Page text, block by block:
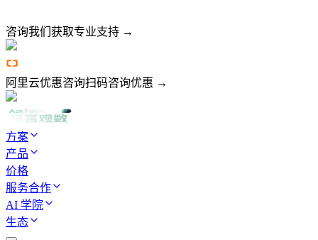
咨询我们 获取专业支持 →
阿里云优惠咨询扫码咨询优惠 →
方案
产品
价格
服务合作
AI 学院
生态